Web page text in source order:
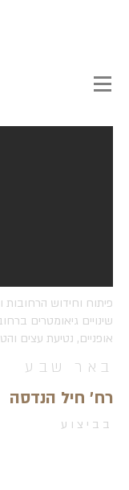
פיתוח וחידוש הרחובות
שינויים גיאומטרים
אופניים, נטיעת עצים
באר שבע
רח' חיל הנדסה
בביצוע